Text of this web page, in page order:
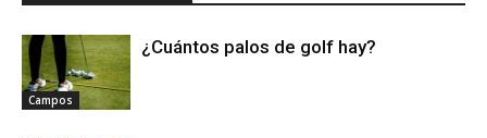
Campos
¿Cuántos palos de golf hay?